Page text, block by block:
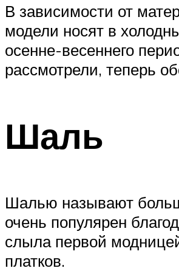
В зависимости от
модели носят в
осенне-весеннего
рассмотрели, теперь
Шаль
Шалью называют
очень популярен
слыла первой
платков.